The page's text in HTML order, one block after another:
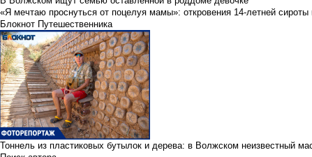
«Я мечтаю проснуться от поцелуя мамы»: откровения 14-летней сироты
Блокнот Путешественника
Тоннель из пластиковых бутылок и дерева: в Волжском неизвестный